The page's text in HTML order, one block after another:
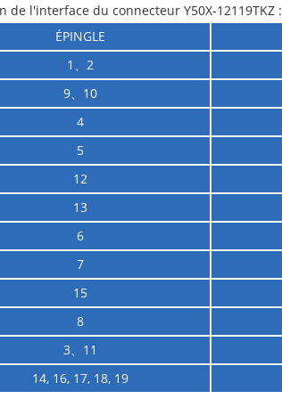
de l'interface du connecteur Y50X-12119TKZ :
ÉPINGLE
1、2
9、10
4
5
12
13
6
7
15
8
3、11
14, 16, 17, 18, 19